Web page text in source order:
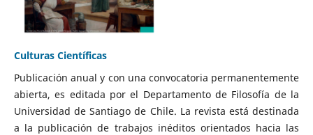
Culturas Científicas
Publicación anual y con una convocatoria permanentemente
abierta, es editada por el Departamento de Filosofía de la
Universidad de Santiago de Chile. La revista está destinada
a la publicación de trabajos inéditos orientados hacia las